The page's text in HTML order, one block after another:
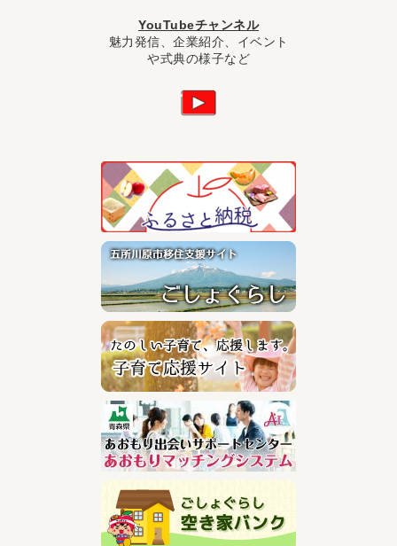
YouTubeチャンネル
魅力発信、企業紹介、イベント
や式典の様子など